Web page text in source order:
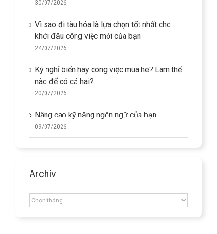
30/07/2026
Vì sao đi tàu hỏa là lựa chọn tốt nhất cho
khởi đầu công việc mới của bạn
24/07/2026
Kỳ nghỉ biển hay công việc mùa hè? Làm thế
nào để có cả hai?
20/07/2026
Nâng cao kỹ năng ngôn ngữ của bạn
09/07/2026
Archív
Archív